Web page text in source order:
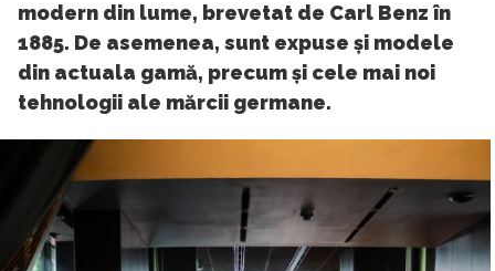
modern din lume, brevetat de Carl Benz în
1885. De asemenea, sunt expuse și modele
din actuala gamă, precum și cele mai noi
tehnologii ale mărcii germane.